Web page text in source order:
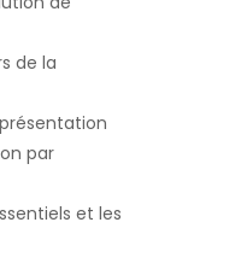
de la
par
et les